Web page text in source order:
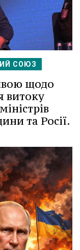
СОЮЗ
щодо
витоку
та Росії.